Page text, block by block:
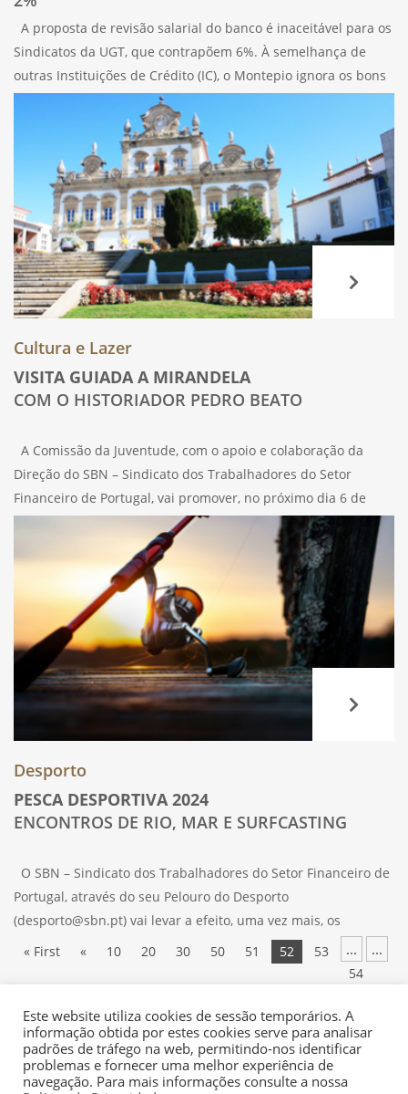
A proposta de revisão salarial do banco é inaceitável para os
Sindicatos da UGT, que contrapõem 6%. À semelhança de
outras Instituições de Crédito (IC), o Montepio ignora os bons
resultados de 2023 quando se trata de compensar os
Cultura e Lazer
VISITA GUIADA A MIRANDELA
COM O HISTORIADOR PEDRO BEATO
A Comissão da Juventude, com o apoio e colaboração da
Direção do SBN – Sindicato dos Trabalhadores do Setor
Financeiro de Portugal, vai promover, no próximo dia 6 de
abril, sábado, uma visita ao centro histórico da cidade de
Desporto
PESCA DESPORTIVA 2024
ENCONTROS DE RIO, MAR E SURFCASTING
O SBN – Sindicato dos Trabalhadores do Setor Financeiro de
Portugal, através do seu Pelouro do Desporto
(desporto@sbn.pt) vai levar a efeito, uma vez mais, os
Encontros Interbancários de Pesca Desportiva. As provas
« First « ...
10 20 30 ...
50 51 52
53
54
Este website utiliza cookies de sessão temporários. A
informação obtida por estes cookies serve para analisar
padrões de tráfego na web, permitindo-nos identificar
problemas e fornecer uma melhor experiência de
navegação. Para mais informações consulte a nossa